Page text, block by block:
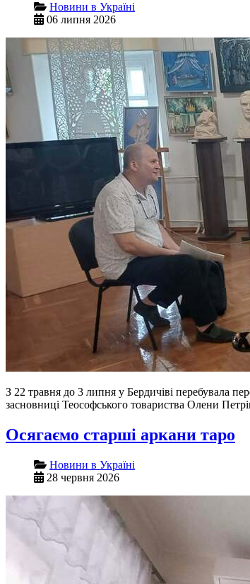
Новини в Україні
06 липня 2026
З 22 травня до 3 липня у Бердичіві перебувала
засновниці Теософського товариства Олени
Осягаємо старші аркани таро
Новини в Україні
28 червня 2026